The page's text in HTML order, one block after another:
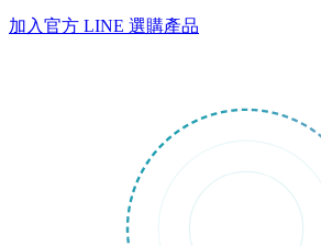
加入官方 LINE 選購產品